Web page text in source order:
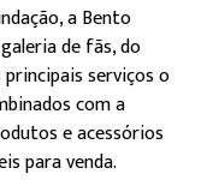
a Bento
de fãs, do
serviços o
com a
e acessórios
para venda.